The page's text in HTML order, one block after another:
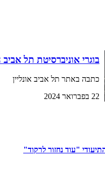
בוגרי אוניברסיטת תל
כתבה באתר תל אביב אונליין
22 בפברואר 2024
"עוד נחזור לרקוד"